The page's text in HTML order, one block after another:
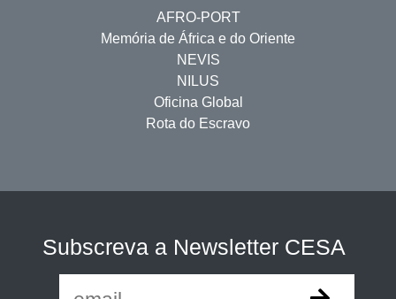
AFRO-PORT
Memória de África e do Oriente
NEVIS
NILUS
Oficina Global
Rota do Escravo
Subscreva a Newsletter CESA